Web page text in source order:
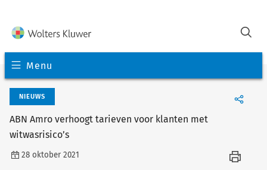
Menu
NIEUWS
ABN Amro verhoogt tarieven voor klanten met
witwasrisico’s
28 oktober 2021